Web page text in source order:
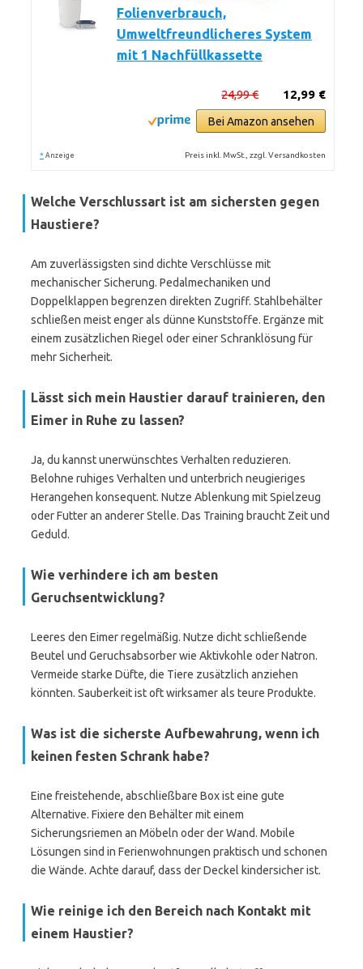
Folienverbrauch,
Umweltfreundlicheres System
mit 1 Nachfüllkassette
12,99 €
24,99 €
Bei Amazon ansehen
* Anzeige Preis inkl. MwSt., zzgl. Versandkosten
Welche Verschlussart ist am sichersten gegen
Haustiere?
Am zuverlässigsten sind dichte Verschlüsse mit
mechanischer Sicherung. Pedalmechaniken und
Doppelklappen begrenzen direkten Zugriff. Stahlbehälter
schließen meist enger als dünne Kunststoffe. Ergänze mit
einem zusätzlichen Riegel oder einer Schranklösung für
mehr Sicherheit.
Lässt sich mein Haustier darauf trainieren, den
Eimer in Ruhe zu lassen?
Ja, du kannst unerwünschtes Verhalten reduzieren.
Belohne ruhiges Verhalten und unterbrich neugieriges
Herangehen konsequent. Nutze Ablenkung mit Spielzeug
oder Futter an anderer Stelle. Das Training braucht Zeit und
Geduld.
Wie verhindere ich am besten
Geruchsentwicklung?
Leeres den Eimer regelmäßig. Nutze dicht schließende
Beutel und Geruchsabsorber wie Aktivkohle oder Natron.
Vermeide starke Düfte, die Tiere zusätzlich anziehen
könnten. Sauberkeit ist oft wirksamer als teure Produkte.
Was ist die sicherste Aufbewahrung, wenn ich
keinen festen Schrank habe?
Eine freistehende, abschließbare Box ist eine gute
Alternative. Fixiere den Behälter mit einem
Sicherungsriemen an Möbeln oder der Wand. Mobile
Lösungen sind in Ferienwohnungen praktisch und schonen
die Wände. Achte darauf, dass der Deckel kindersicher ist.
Wie reinige ich den Bereich nach Kontakt mit
einem Haustier?